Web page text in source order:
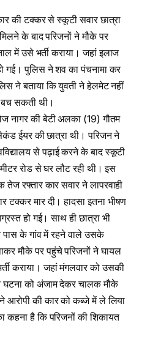
की टक्कर से स्कूटी सवार छात्रा
के बाद परिजनों ने मौके पर
में उसे भर्ती कराया। जहां इलाज
गई। पुलिस ने शव का पंचनामा कर
ने बताया कि युवती ने हेलमेट नहीं
बच सकती थी।
नागर की बेटी अलका (19) गौतम
सेकंड ईयर की छात्रा थी। परिजन ने
से पढ़ाई करने के बाद स्कूटी
रोड से घर लौट रही थी। इस
रफ्तार कार सवार ने लापरवाही
मार दी। हादसा इतना भीषण
हो गई। साथ ही छात्रा भी
पास के गांव में रहने वाले उसके
मौके पर पहुंचे परिजनों ने घायल
कराया। जहां मंगलवार को उसकी
घटना को अंजाम देकर चालक मौके
आरोपी की कार को कब्जे में ले लिया
कहना है कि परिजनों की शिकायत